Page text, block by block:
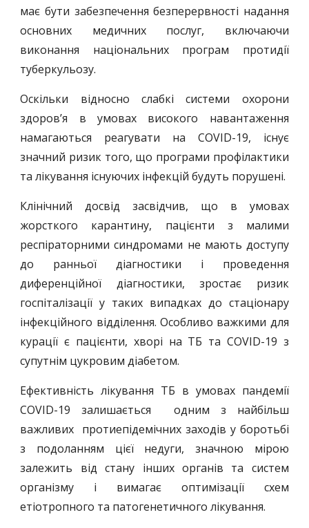
має бути забезпечення безперервності надання
основних медичних послуг, включаючи
виконання національних програм протидії
туберкульозу.
Оскільки відносно слабкі системи охорони
здоров’я в умовах високого навантаження
намагаються реагувати на COVID-19, існує
значний ризик того, що програми профілактики
та лікування існуючих інфекцій будуть порушені.
Клінічний досвід засвідчив, що в умовах
жорсткого карантину, пацієнти з малими
респіраторними синдромами не мають доступу
до ранньої діагностики і проведення
диференційної діагностики, зростає ризик
госпіталізації у таких випадках до стаціонару
інфекційного відділення. Особливо важкими для
курації є пацієнти, хворі на ТБ та COVІD-19 з
супутнім цукровим діабетом.
Ефективність лікування ТБ в умовах пандемії
COVID-19 залишається одним з найбільш
важливих протиепідемічних заходів у боротьбі
з подоланням цієї недуги, значною мірою
залежить від стану інших органів та систем
організму і вимагає оптимізації схем
етіотропного та патогенетичного лікування.